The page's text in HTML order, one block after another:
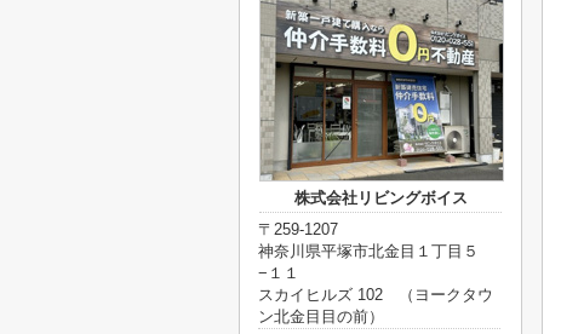
株式会社リビングボイス
〒259-1207
神奈川県平塚市北金目１丁目５
−１１
スカイヒルズ 102 （ヨークタウ
ン北金目目の前）